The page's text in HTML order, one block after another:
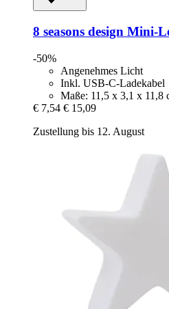
8 seasons design Mini-​
-50%
Angenehmes Licht
Inkl. USB-C-Ladekabel
Maße: 11,5 x 3,1 x 11,8
€ 7,54 € 15,09
Zustellung bis 12. August